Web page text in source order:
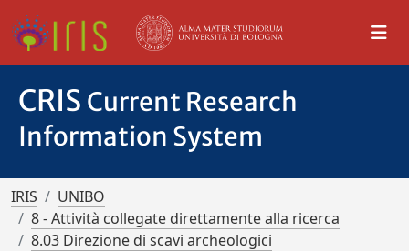
CRIS Current Research
Information System
IRIS
UNIBO
8 - Attività collegate direttamente alla ricerca
8.03 Direzione di scavi archeologici